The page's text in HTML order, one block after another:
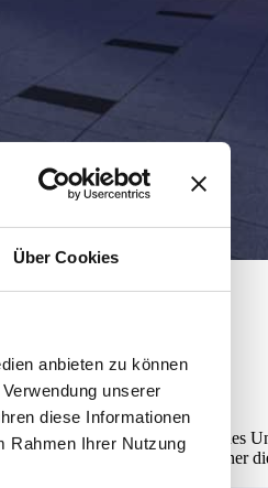
Über Cookies
anbieten zu können
unserer
diese Informationen
Rahmen Ihrer Nutzung
Qualität zu erbringen. Jedes
stärker und können als Partner